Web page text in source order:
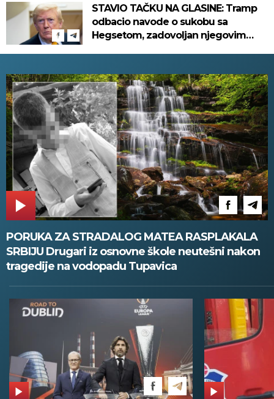
STAVIO TAČKU NA GLASINE: Tramp
odbacio navode o sukobu sa
Hegsetom, zadovoljan njegovim
PORUKA ZA STRADALOG MATEA RASPLAKALA
SRBIJU Drugari iz osnovne škole neutešni nakon
tragedije na vodopadu Tupavica